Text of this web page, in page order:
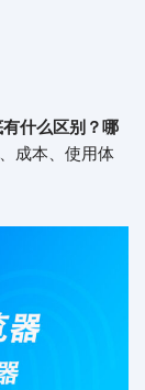
什么区别？哪
成本、使用体